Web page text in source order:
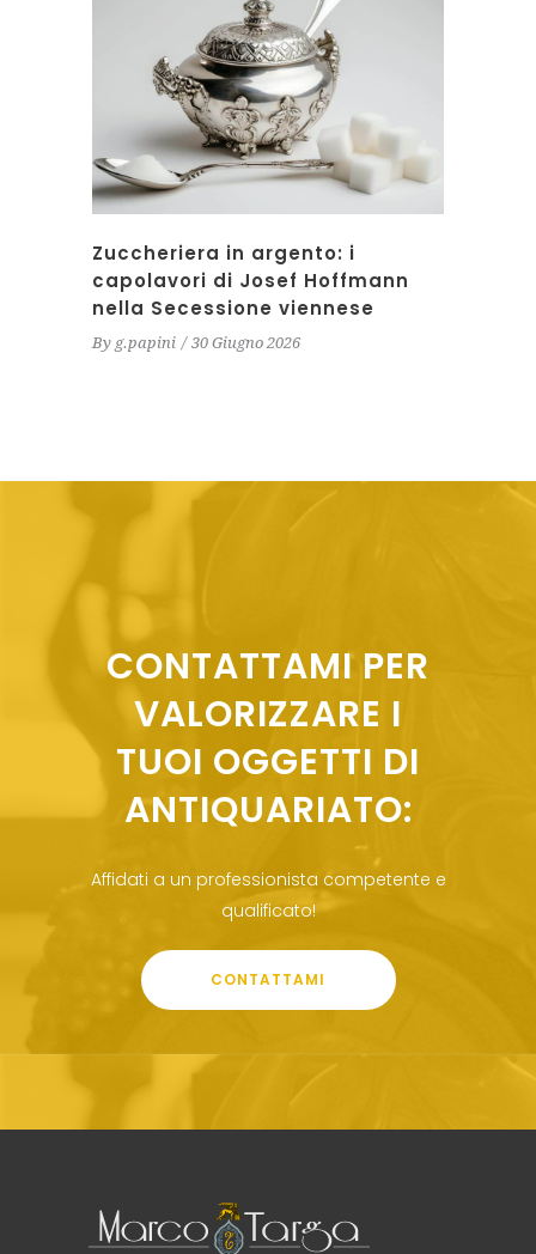
Zuccheriera in argento: i
capolavori di Josef Hoffmann
nella Secessione viennese
By g.papini 30 Giugno 2026
CONTATTAMI PER
VALORIZZARE I
TUOI OGGETTI DI
ANTIQUARIATO:
Affidati a un professionista competente e
qualificato!
CONTATTAMI